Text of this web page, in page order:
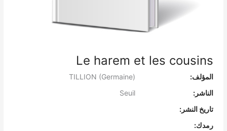
Le harem et les cousins
المؤلف:
الناشر:
Seuil
تاريخ النشر:
رمدك: